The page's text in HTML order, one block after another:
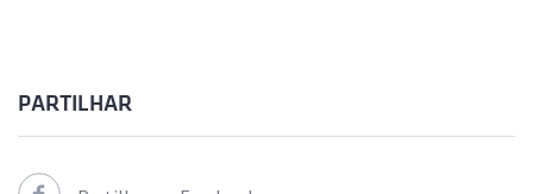
PARTILHAR